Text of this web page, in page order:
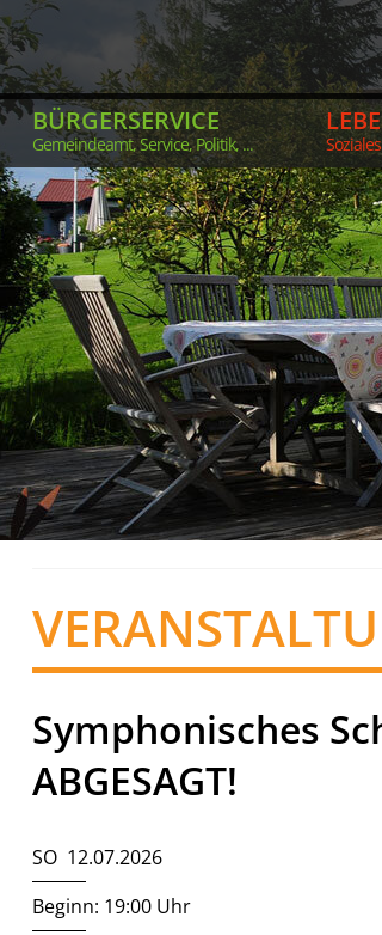
BÜRGERSERVICE
Gemeindeamt, Service, Politik, ...
Symphonisches
ABGESAGT!
SO 12.07.2026
Beginn: 19:00 Uhr